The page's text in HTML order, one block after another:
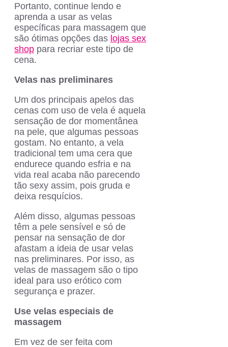
Portanto, continue lendo e
aprenda a usar as velas
específicas para massagem que
são ótimas opções das lojas sex
shop para recriar este tipo de
cena.
Velas nas preliminares
Um dos principais apelos das
cenas com uso de vela é aquela
sensação de dor momentânea
na pele, que algumas pessoas
gostam. No entanto, a vela
tradicional tem uma cera que
endurece quando esfria e na
vida real acaba não parecendo
tão sexy assim, pois gruda e
deixa resquícios.
Além disso, algumas pessoas
têm a pele sensível e só de
pensar na sensação de dor
afastam a ideia de usar velas
nas preliminares. Por isso, as
velas de massagem são o tipo
ideal para uso erótico com
segurança e prazer.
Use velas especiais de
massagem
Em vez de ser feita com